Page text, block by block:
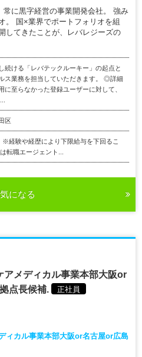
に黒字経営の事業開発会社。 強み
。 国×業界でポートフォリオを組
してきたことが、レバレジーズの
続ける「レバテックルーキー」の起点と
ス業務を担当していただきます。 ◎詳細
に至らなかった登録ユーザーに対して、
区
経験や経歴により下限給与を下回るこ
転職エージェント...
気になる
アメディカル事業本部大阪or
点長候補.
正社員
ィカル事業本部大阪or名古屋or広島